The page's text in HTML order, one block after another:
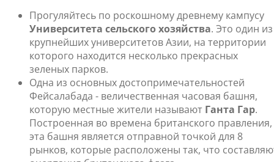
Прогуляйтесь по роскошному древнему кампусу
Университета сельского хозяйства. Это один из
крупнейших университетов Азии, на территории
которого находится несколько прекрасных
зеленых парков.
Одна из основных достопримечательностей
Фейсалабада - величественная часовая башня,
которую местные жители называют Ганта Гар.
Построенная во времена британского правления,
эта башня является отправной точкой для 8
рынков, которые расположены так, что